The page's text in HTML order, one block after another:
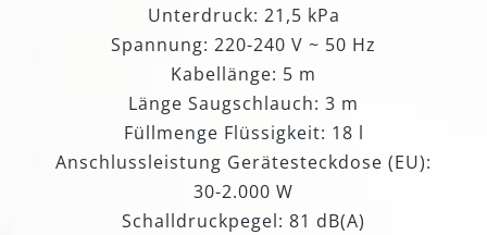
Unterdruck: 21,5 kPa
Spannung: 220-240 V ~ 50 Hz
Kabellänge: 5 m
Länge Saugschlauch: 3 m
Füllmenge Flüssigkeit: 18 l
Anschlussleistung Gerätesteckdose (EU):
30-2.000 W
Schalldruckpegel: 81 dB(A)